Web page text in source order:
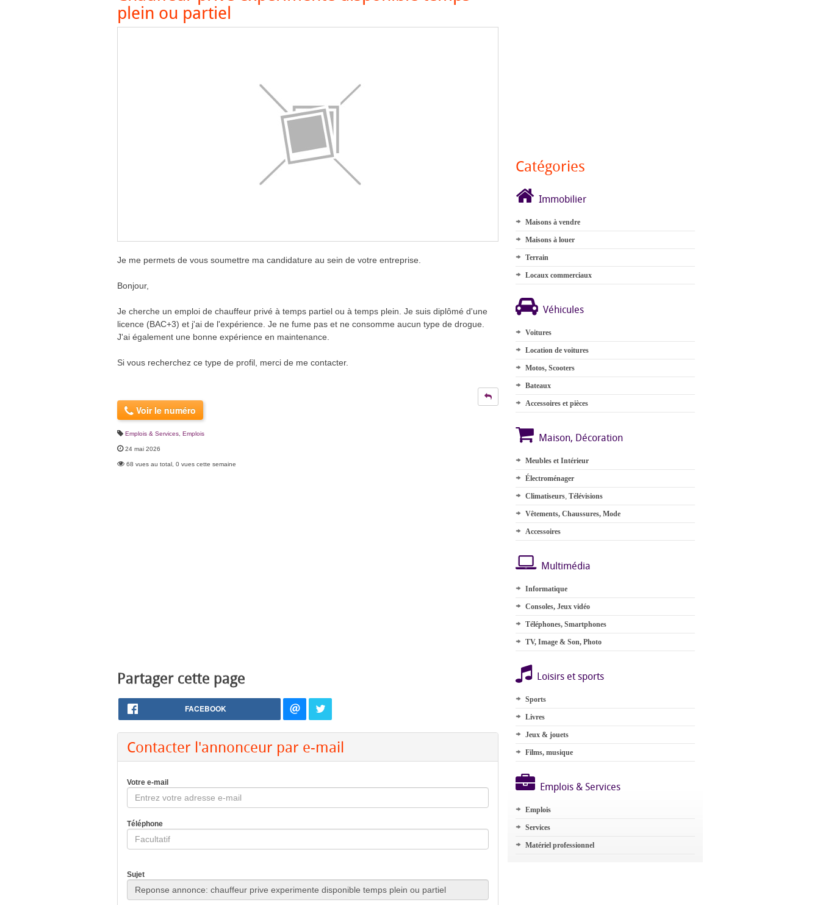
plein ou partiel
Je me permets de vous soumettre ma candidature au sein de votre entreprise.
Bonjour,
Je cherche un emploi de chauffeur privé à temps partiel ou à temps plein. Je suis diplômé d'une
licence (BAC+3) et j'ai de l'expérience. Je ne fume pas et ne consomme aucun type de drogue.
J'ai également une bonne expérience en maintenance.
Si vous recherchez ce type de profil, merci de me contacter.
Voir le numéro
Emplois & Services Emplois
24 mai 2026
68 vues au total, 0 vues cette semaine
Partager cette page
FACEBOOK
Contacter l'annonceur par e-mail
Votre e-mail
Téléphone
Sujet
Catégories
Immobilier
Maisons à vendre
Maisons à louer
Terrain
Locaux commerciaux
Véhicules
Voitures
Location de voitures
Motos, Scooters
Bateaux
Accessoires et pièces
Maison, Décoration
Meubles et Intérieur
Électroménager
Climatiseurs, Télévisions
Vêtements, Chaussures, Mode
Accessoires
Multimédia
Informatique
Consoles, Jeux vidéo
Téléphones, Smartphones
TV, Image & Son, Photo
Loisirs et sports
Sports
Livres
Jeux & jouets
Films, musique
Emplois & Services
Emplois
Services
Matériel professionnel